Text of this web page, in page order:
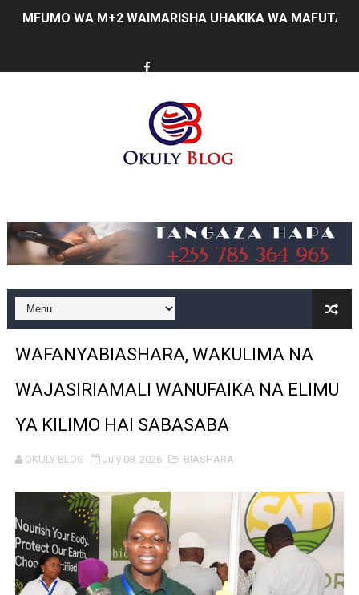
MFUMO WA M+2 WAIMARISHA UHAKIKA WA MAFUTA
FCC YAENDELEA KUJENGA MAZINGIRA BORA YA
MATI TECHNOLOGIES YAONYESHA UWEZO WA
ULEGA: TEKNOLOJIA BUNIFU ZIWAFIKIE WAKULIMA NA
SERIKALI INATAMBUA MCHANGO WA WAZEE: WAZIRI
RAIS SAMIA, MUSEVEN WASHUHUDIA MAKUBALIANO
TARURA YATAJWA KUWA MIONGONI MWA TAASISI
Mkurugenzi Green Acres ataja sababu kuanzisha klabu
UKAGUZI WA MIGODI WAIMARISHA USALAMA,
MHE. CHANDE AIPONGEZA WRRB KWA
WAFANYABIASHARA, WAKULIMA NA
WAJASIRIAMALI WANUFAIKA NA ELIMU
YA KILIMO HAI SABASABA
OKULY BLOG July 08, 2026 BIASHARA